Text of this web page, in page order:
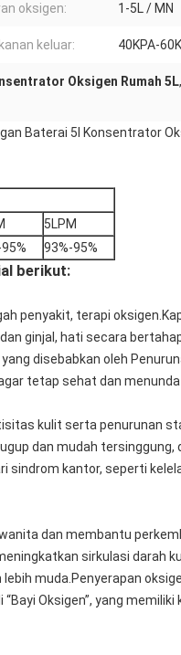
oksigen: 1-5L / MN
keluar: 40KPA-
Oksigen Rumah 5L,
Baterai 5l Konsentrator
5LPM
93%-95%
berikut:
penyakit, terapi
ginjal, hati secara
disebabkan oleh
tetap sehat dan menunda
kulit serta penurunan
dan mudah tersinggung,
kantor, seperti
dan membantu
sirkulasi darah
muda.Penyerapan
Oksigen”, yang memiliki